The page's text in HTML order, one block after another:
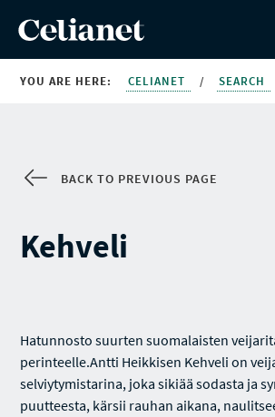
YOU ARE HERE: CELIANET / SEARCH
BACK TO PREVIOUS PAGE
Kehveli
Hatunnosto suurten suomalaisten
perinteelle.Antti Heikkisen Kehveli on
selviytymistarina, joka sikiää sodasta ja
puutteesta, kärsii rauhan aikana,